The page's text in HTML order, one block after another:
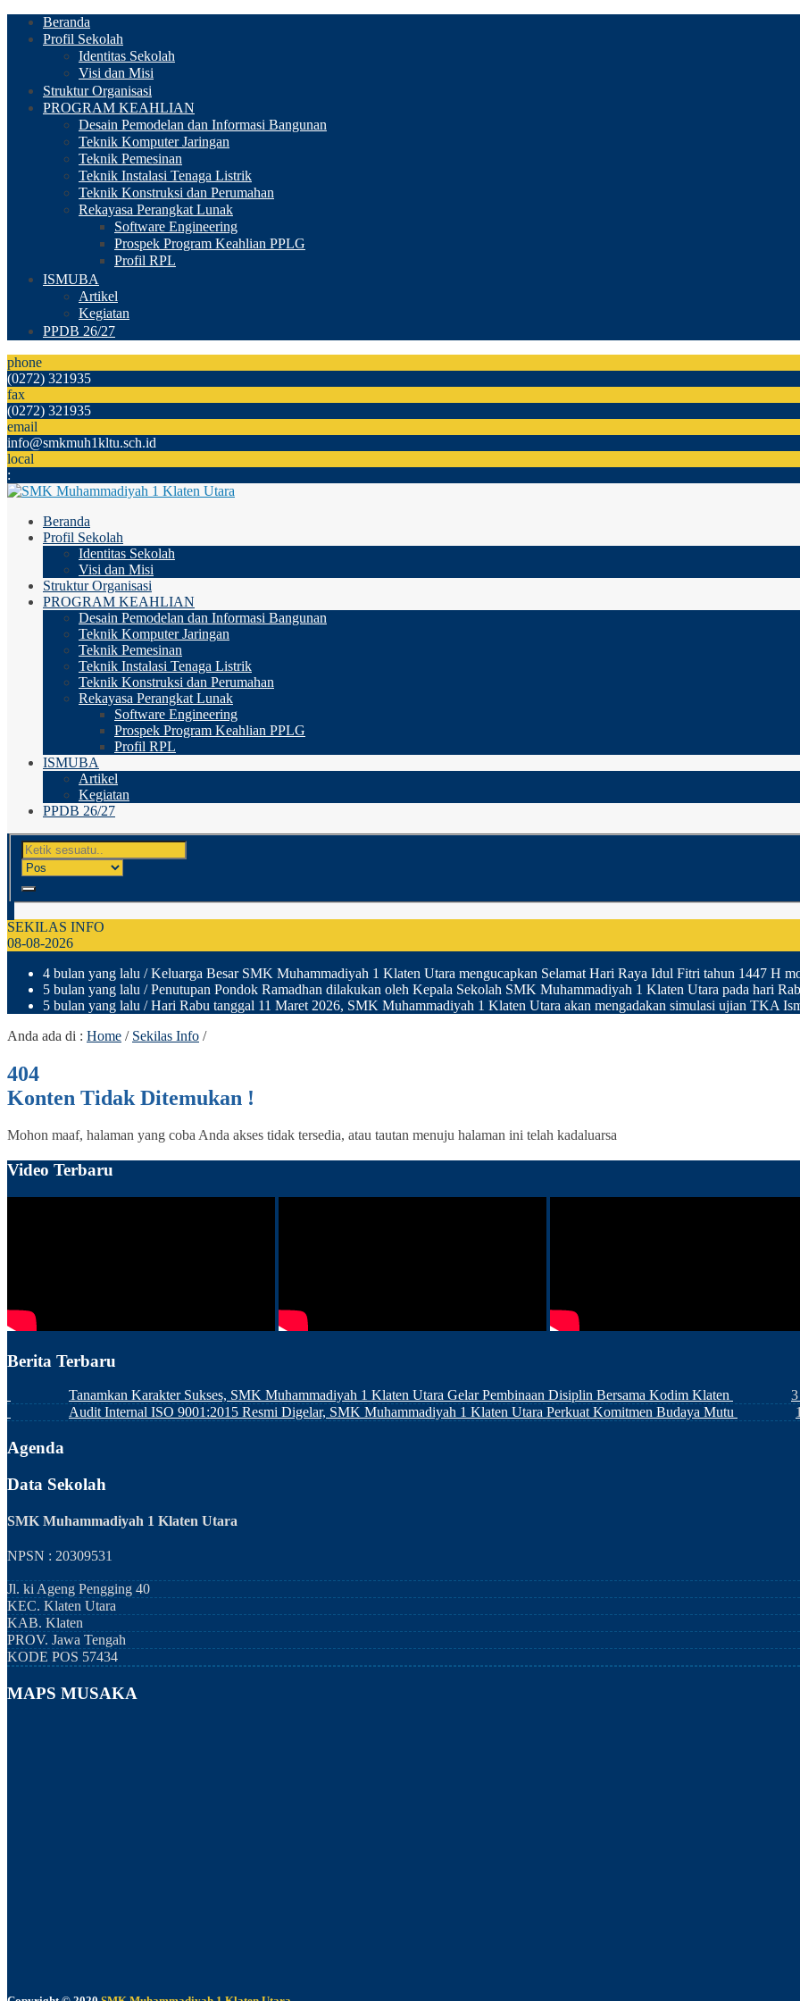
Beranda
Profil Sekolah
Identitas Sekolah
Visi dan Misi
Struktur Organisasi
PROGRAM KEAHLIAN
Desain Pemodelan dan Informasi Bangunan
Teknik Komputer Jaringan
Teknik Pemesinan
Teknik Instalasi Tenaga Listrik
Teknik Konstruksi dan Perumahan
Rekayasa Perangkat Lunak
Software Engineering
Prospek Program Keahlian PPLG
Profil RPL
ISMUBA
Artikel
Kegiatan
PPDB 26/27
phone
(0272) 321935
fax
(0272) 321935
email
info@smkmuh1kltu.sch.id
local
:
Beranda
Profil Sekolah
Identitas Sekolah
Visi dan Misi
Struktur Organisasi
PROGRAM KEAHLIAN
Desain Pemodelan dan Informasi Bangunan
Teknik Komputer Jaringan
Teknik Pemesinan
Teknik Instalasi Tenaga Listrik
Teknik Konstruksi dan Perumahan
Rekayasa Perangkat Lunak
Software Engineering
Prospek Program Keahlian PPLG
Profil RPL
ISMUBA
Artikel
Kegiatan
PPDB 26/27
SEKILAS INFO
08-08-2026
4 bulan yang lalu / Keluarga Besar SMK Muhammadiyah 1 Klaten Utara mengucapkan Selamat Hari Raya Idul Fitri tahun 1447 H
5 bulan yang lalu / Penutupan Pondok Ramadhan dilakukan oleh Kepala Sekolah SMK Muhammadiyah 1 Klaten Utara pada hari
5 bulan yang lalu / Hari Rabu tanggal 11 Maret 2026, SMK Muhammadiyah 1 Klaten Utara akan mengadakan simulasi ujian TKA
Anda ada di : Home / Sekilas Info /
404
Konten Tidak Ditemukan !
Mohon maaf, halaman yang coba Anda akses tidak tersedia, atau tautan menuju halaman ini telah kadaluarsa
Video Terbaru
Berita Terbaru
Tanamkan Karakter Sukses, SMK Muhammadiyah 1 Klaten Utara Gelar Pembinaan Disiplin Bersama Kodim Klaten
Audit Internal ISO 9001:2015 Resmi Digelar, SMK Muhammadiyah 1 Klaten Utara Perkuat Komitmen Budaya Mutu
Agenda
Data Sekolah
SMK Muhammadiyah 1 Klaten Utara
NPSN : 20309531
Jl. ki Ageng Pengging 40
KEC. Klaten Utara
KAB. Klaten
PROV. Jawa Tengah
KODE POS 57434
MAPS MUSAKA